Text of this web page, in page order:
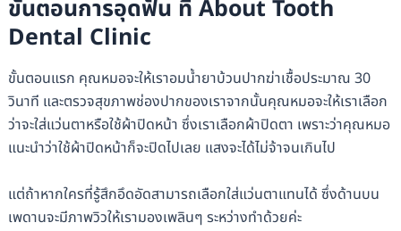
ขั้นตอนการอุดฟัน ที่ About Tooth
Dental Clinic
ขั้นตอนแรก คุณหมอจะให้เราอมน้ำยาบ้วนปากฆ่าเชื้อประมาณ 30
วินาที และตรวจสุขภาพช่องปากของเราจากนั้นคุณหมอจะให้เราเลือก
ว่าจะใส่แว่นตาหรือใช้ผ้าปิดหน้า ซึ่งเราเลือกผ้าปิดตา เพราะว่าคุณหมอ
แนะนำว่าใช้ผ้าปิดหน้าก็จะปิดไปเลย แสงจะได้ไม่จ้าจนเกินไป
แต่ถ้าหากใครที่รู้สึกอึดอัดสามารถเลือกใส่แว่นตาแทนได้ ซึ่งด้านบน
เพดานจะมีภาพวิวให้เรามองเพลินๆ ระหว่างทำด้วยค่ะ